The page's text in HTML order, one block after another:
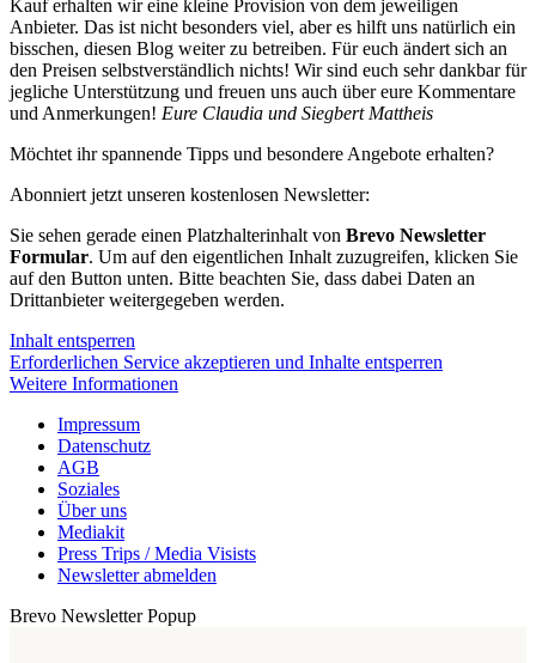
Kauf erhalten wir eine kleine Provision von dem jeweiligen
Anbieter. Das ist nicht besonders viel, aber es hilft uns natürlich ein
bisschen, diesen Blog weiter zu betreiben. Für euch ändert sich an
den Preisen selbstverständlich nichts! Wir sind euch sehr dankbar für
jegliche Unterstützung und freuen uns auch über eure Kommentare
und Anmerkungen! Eure Claudia und Siegbert Mattheis
Möchtet ihr spannende Tipps und besondere Angebote erhalten?
Abonniert jetzt unseren kostenlosen Newsletter:
Sie sehen gerade einen Platzhalterinhalt von Brevo Newsletter
Formular. Um auf den eigentlichen Inhalt zuzugreifen, klicken Sie
auf den Button unten. Bitte beachten Sie, dass dabei Daten an
Drittanbieter weitergegeben werden.
Inhalt entsperren
Erforderlichen Service akzeptieren und Inhalte entsperren
Weitere Informationen
Impressum
Datenschutz
AGB
Soziales
Über uns
Mediakit
Press Trips / Media Visists
Newsletter abmelden
Brevo Newsletter Popup